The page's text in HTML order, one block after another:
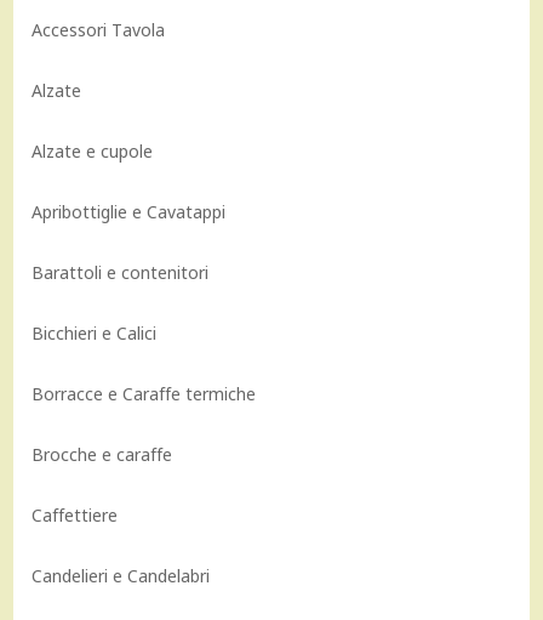
Accessori Tavola
Alzate
Alzate e cupole
Apribottiglie e Cavatappi
Barattoli e contenitori
Bicchieri e Calici
Borracce e Caraffe termiche
Brocche e caraffe
Caffettiere
Candelieri e Candelabri